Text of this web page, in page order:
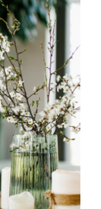
i
dyfuzor